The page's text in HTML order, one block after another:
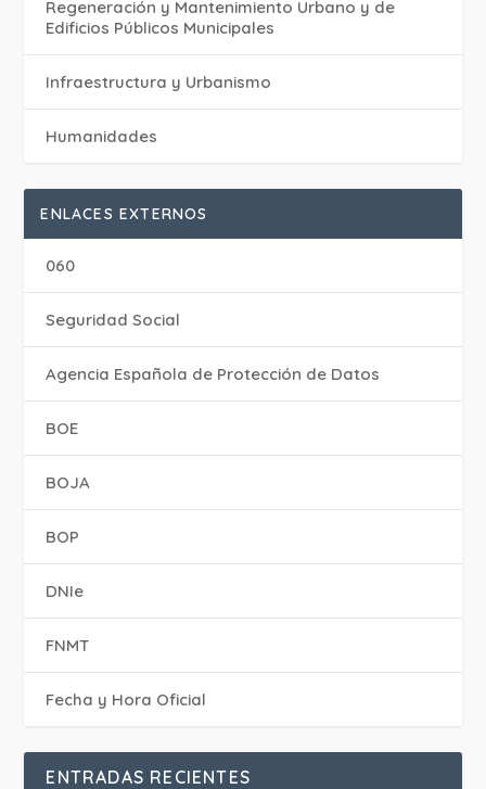
Regeneración y Mantenimiento Urbano y de
Edificios Públicos Municipales
Infraestructura y Urbanismo
Humanidades
ENLACES EXTERNOS
060
Seguridad Social
Agencia Española de Protección de Datos
BOE
BOJA
BOP
DNIe
FNMT
Fecha y Hora Oficial
ENTRADAS RECIENTES